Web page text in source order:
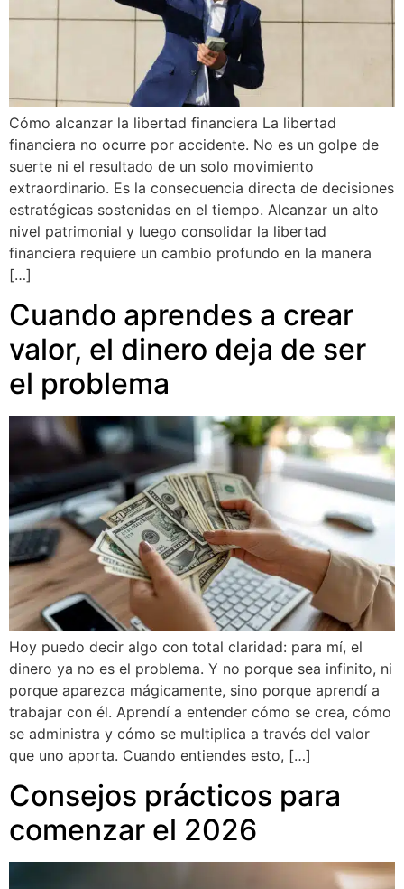
Cómo alcanzar la libertad financiera La libertad
financiera no ocurre por accidente. No es un golpe de
suerte ni el resultado de un solo movimiento
extraordinario. Es la consecuencia directa de decisiones
estratégicas sostenidas en el tiempo. Alcanzar un alto
nivel patrimonial y luego consolidar la libertad
financiera requiere un cambio profundo en la manera
[…]
Cuando aprendes a crear
valor, el dinero deja de ser
el problema
Hoy puedo decir algo con total claridad: para mí, el
dinero ya no es el problema. Y no porque sea infinito, ni
porque aparezca mágicamente, sino porque aprendí a
trabajar con él. Aprendí a entender cómo se crea, cómo
se administra y cómo se multiplica a través del valor
que uno aporta. Cuando entiendes esto, […]
Consejos prácticos para
comenzar el 2026